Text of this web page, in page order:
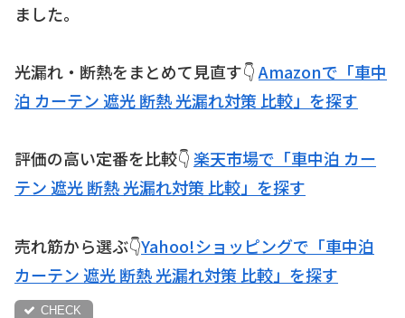
ました。
光漏れ・断熱をまとめて見直す👇Amazonで「車中
泊 カーテン 遮光 断熱 光漏れ対策 比較」を探す
評価の高い定番を比較👇楽天市場で「車中泊 カー
テン 遮光 断熱 光漏れ対策 比較」を探す
売れ筋から選ぶ👇Yahoo!ショッピングで「車中泊
カーテン 遮光 断熱 光漏れ対策 比較」を探す